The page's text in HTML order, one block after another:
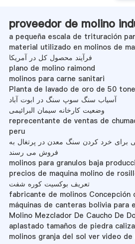
proveedor de molino
a pequeña escala de trituración
material utilizado en molinos de
فرآیند محصول کل در آمریکا
plano de molino raimond
molinos para carne sanitari
Planta de lavado de oro de 50
آسیاب سنگ سوپ سنگ در ابوت آباد
وضعیت کارخانه سیمان البرائیمی
reprecentante de ventas de
peru
برای خرد کردن سنگ معدن در پرتغال به
فروش می رسند
molinos para granulos baja
precios de maquina molino de
تعریف بوکسیت کوره شفت
fabricante de molinos Concepción
máquinas de canteras bolivia para
Molino Mezclador De Caucho De
aplastado tamaños de piedra
molinos granja del sol ver video de